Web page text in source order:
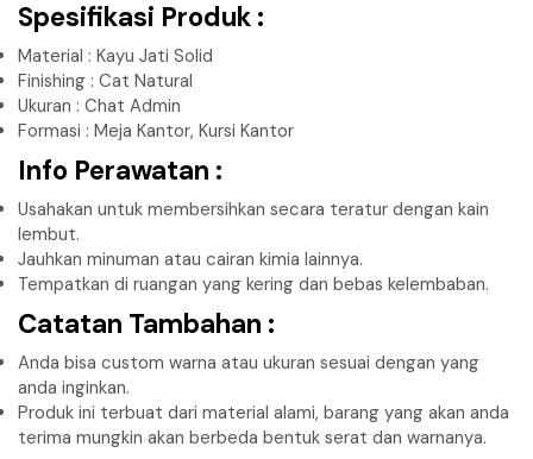
Spesifikasi Produk :
Material : Kayu Jati Solid
Finishing : Cat Natural
Ukuran : Chat Admin
Formasi : Meja Kantor, Kursi Kantor
Info Perawatan :
Usahakan untuk membersihkan secara teratur dengan kain
lembut.
Jauhkan minuman atau cairan kimia lainnya.
Tempatkan di ruangan yang kering dan bebas kelembaban.
Catatan Tambahan :
Anda bisa custom warna atau ukuran sesuai dengan yang
anda inginkan.
Produk ini terbuat dari material alami, barang yang akan anda
terima mungkin akan berbeda bentuk serat dan warnanya.